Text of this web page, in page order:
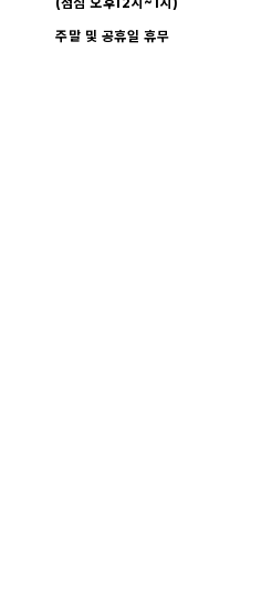
주말 및 공휴일 휴무